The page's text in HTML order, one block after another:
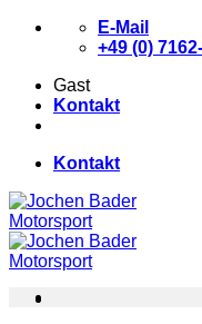
Zum
E-Mail
+49 (0)
Gast
Kontakt
Kontakt